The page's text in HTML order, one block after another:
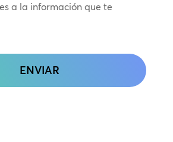
a la información que te